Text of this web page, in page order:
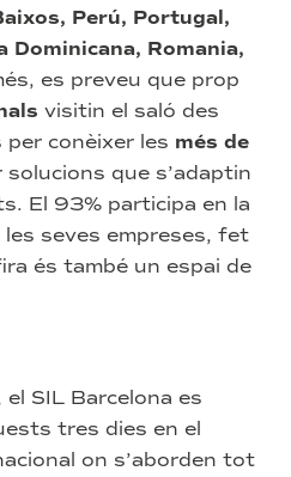
Perú, Portugal,
Dominicana, Romania,
es preveu que prop
visitin el saló des
per conèixer les més de
solucions que s’adaptin
El 93% participa en la
seves empreses, fet
és també un espai de
el SIL Barcelona es
tres dies en el
on s’aborden tot